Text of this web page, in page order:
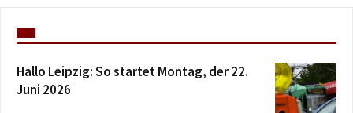
Hallo Leipzig: So startet Montag, der 22.
Juni 2026